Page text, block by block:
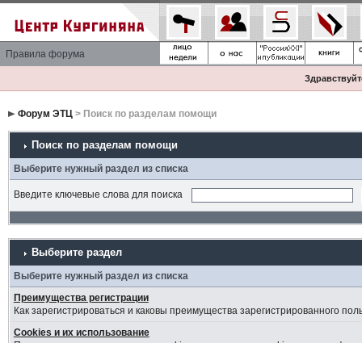
Правила форума
Форум ЭТЦ> Поиск по разделам помощи
Поиск по разделам помощи
Выберите нужный раздел из списка
Введите ключевые слова для поиска
Выберите раздел
Выберите нужный раздел из списка
Преимущества регистрации
Как зарегистрироваться и каковы преимущества зарегистрированного
Cookies и их использование